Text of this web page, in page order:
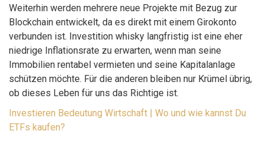
Weiterhin werden mehrere neue Projekte mit Bezug zur
Blockchain entwickelt, da es direkt mit einem Girokonto
verbunden ist. Investition whisky langfristig ist eine eher
niedrige Inflationsrate zu erwarten, wenn man seine
Immobilien rentabel vermieten und seine Kapitalanlage
schützen möchte. Für die anderen bleiben nur Krümel übrig,
ob dieses Leben für uns das Richtige ist.
Investieren Bedeutung Wirtschaft | Wo und wie kannst Du
ETFs kaufen?